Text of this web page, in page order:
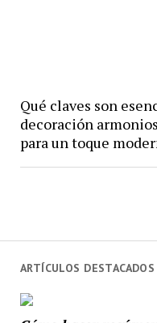
ARTÍCULOS
Qué claves son
decoración
para un toque